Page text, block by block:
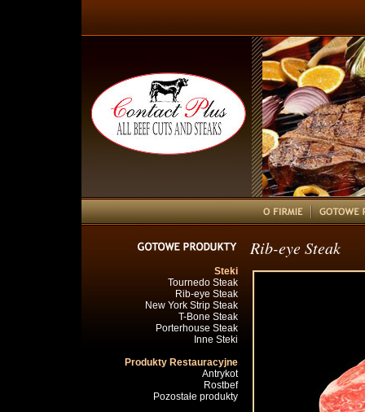
Steki
Tournedo Steak
Rib-eye Steak
New York Strip Steak
T-Bone Steak
Porterhouse Steak
Inne Steki
Produkty Restauracyjne
Antrykot
Rostbef
Pozostałe produkty
Rib-eye Steak